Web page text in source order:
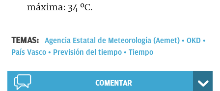
máxima: 34 ºC.
TEMAS: Agencia Estatal de Meteorología (Aemet)
OKD
País Vasco
Previsión del tiempo Tiempo
COMENTAR